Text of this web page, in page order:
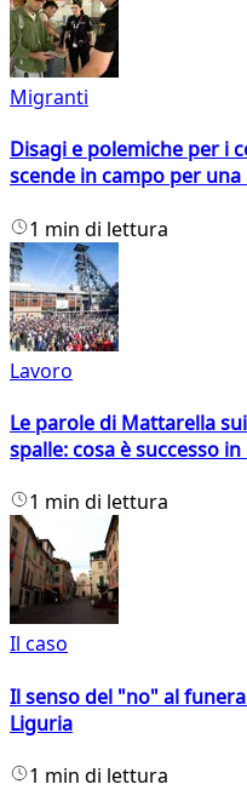
Migranti
Disagi e polemiche per i
scende in campo per
1 min di lettura
Lavoro
Le parole di Mattarella
spalle: cosa è successo
1 min di lettura
Il caso
Il senso del "no" al
Liguria
1 min di lettura